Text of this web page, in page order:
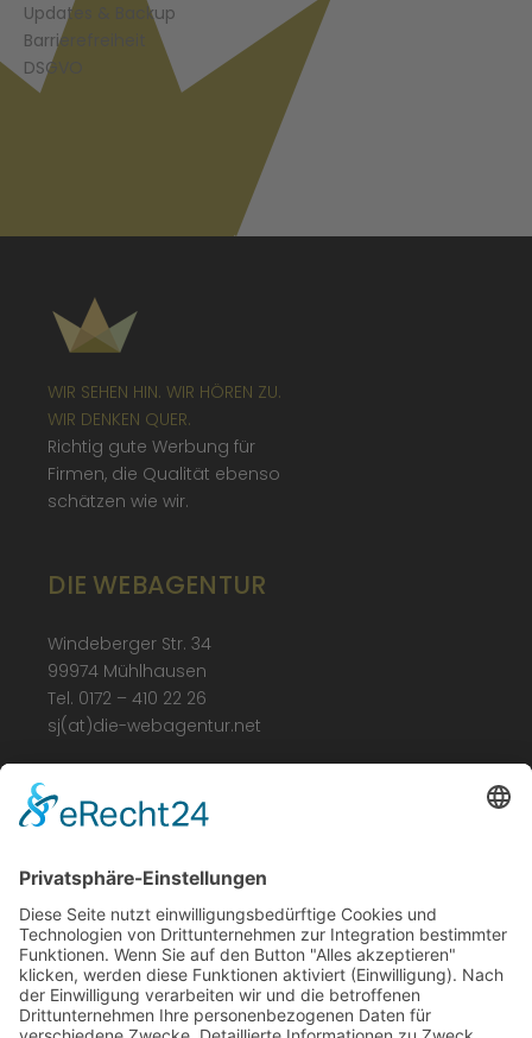
Updates & Backup
Barrierefreiheit
DSGVO
WIR SEHEN HIN. WIR HÖREN ZU.
WIR DENKEN QUER.
Richtig gute Werbung für
Firmen, die Qualität ebenso
schätzen wie wir.
DIE WEBAGENTUR
Windeberger Str. 34
99974 Mühlhausen
Tel. 0172 – 410 22 26
sj(at)die-webagentur.net
LEGAL
Impressum
Datenschutz
Barrierefreiheit
ÖFFNUNGSZEITEN